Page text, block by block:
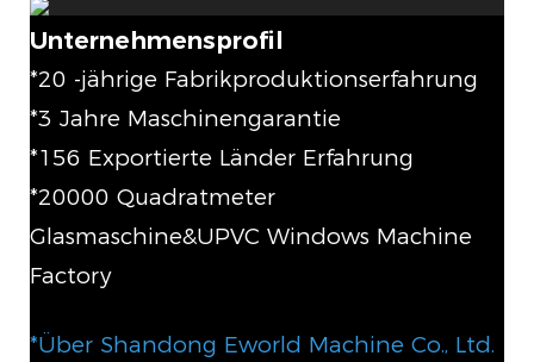
Unternehmensprofil
*20 -jährige Fabrikproduktionserfahrung
*3 Jahre Maschinengarantie
*156 Exportierte Länder Erfahrung
*20000 Quadratmeter
Glasmaschine&UPVC Windows Machine
Factory
*Über Shandong Eworld Machine Co., Ltd.